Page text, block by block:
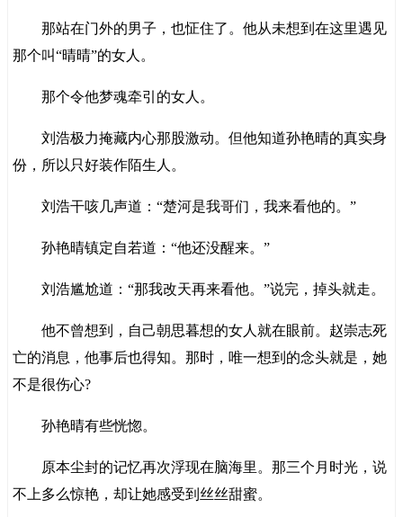
那站在门外的男子，也怔住了。他从未想到在这里遇见
那个叫“晴晴”的女人。
那个令他梦魂牵引的女人。
刘浩极力掩藏内心那股激动。但他知道孙艳晴的真实身
份，所以只好装作陌生人。
刘浩干咳几声道：“楚河是我哥们，我来看他的。”
孙艳晴镇定自若道：“他还没醒来。”
刘浩尴尬道：“那我改天再来看他。”说完，掉头就走。
他不曾想到，自己朝思暮想的女人就在眼前。赵崇志死
亡的消息，他事后也得知。那时，唯一想到的念头就是，她
不是很伤心?
孙艳晴有些恍惚。
原本尘封的记忆再次浮现在脑海里。那三个月时光，说
不上多么惊艳，却让她感受到丝丝甜蜜。